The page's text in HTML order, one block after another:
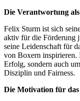
Die Verantwortung
Felix Sturm ist sich
aktiv für die Förderung
seine Leidenschaft für
von Boxern inspirieren.
Erfolg, sondern auch
Disziplin und Fairness.
Die Motivation für